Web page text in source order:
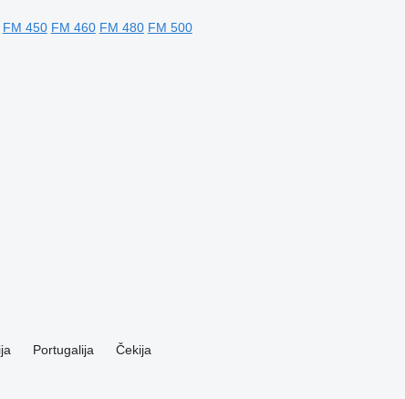
FM 450 FM 460 FM 480 FM 500
Portugalija
Čekija